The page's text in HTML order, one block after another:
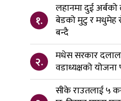
१.
लहानमा दुई
बेडको मुटु र मधुमेह
बन्दै
२.
मधेस सरकार
वडाध्यक्षको योजना
सीके राउतलाई ५